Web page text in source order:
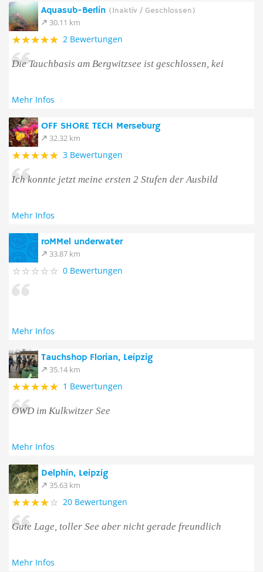
Aquasub-Berlin (Inaktiv / Geschlossen)
30.11 km
2 Bewertungen
Die Tauchbasis am Bergwitzsee ist geschlossen, kei
Mehr Infos
OFF SHORE TECH Merseburg
32.32 km
3 Bewertungen
Ich konnte jetzt meine ersten 2 Stufen der Ausbild
Mehr Infos
roMMel underwater
33.87 km
0 Bewertungen
Mehr Infos
Tauchshop Florian, Leipzig
35.14 km
1 Bewertungen
OWD im Kulkwitzer See
Mehr Infos
Delphin, Leipzig
35.63 km
20 Bewertungen
Gute Lage, toller See aber nicht gerade freundlich
Mehr Infos